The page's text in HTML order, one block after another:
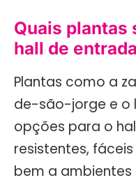
Quais plantas
hall de
Plantas como a
de-são-jorge e o
opções para o
resistentes,
bem a ambientes